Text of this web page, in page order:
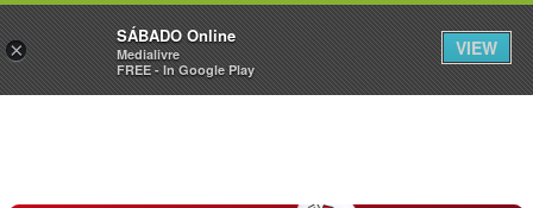
Sábado Assine Iniciar Sessão
×
SÁBADO Online
Medialivre
FREE - In Google Play
VIEW